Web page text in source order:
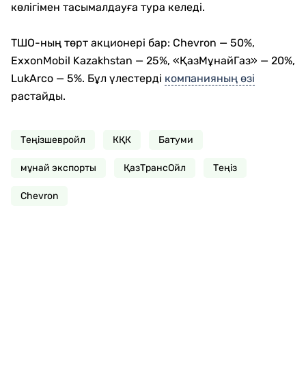
көлігімен тасымалдауға тура келеді.
ТШО-ның төрт акционері бар: Chevron — 50%,
ExxonMobil Kazakhstan — 25%, «ҚазМұнайГаз» — 20%,
LukArco — 5%. Бұл үлестерді компанияның өзі
растайды.
Теңізшевройл КҚК Батуми
мұнай экспорты ҚазТрансОйл Теңіз
Chevron